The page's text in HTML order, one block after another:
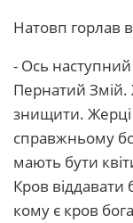
Натовп горлав
- Ось наступний
Пернатий Змій.
знищити.
справжньому
мають бути
Кров віддавати
кому є кров